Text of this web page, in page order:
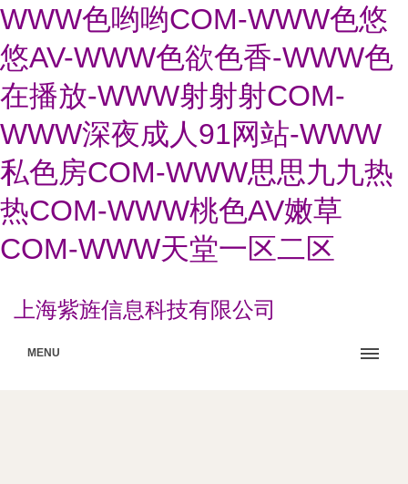
WWW色哟哟COM-WWW色悠
悠AV-WWW色欲色香-WWW色
在播放-WWW射射射COM-
WWW深夜成人91网站-WWW
私色房COM-WWW思思九九热
热COM-WWW桃色AV嫩草
COM-WWW天堂一区二区
上海紫旌信息科技有限公司
MENU